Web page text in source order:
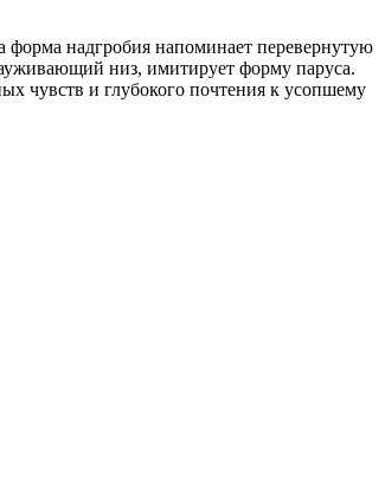
надгробия напоминает перевернутую
низ, имитирует форму паруса.
чувств и глубокого почтения к усопшему